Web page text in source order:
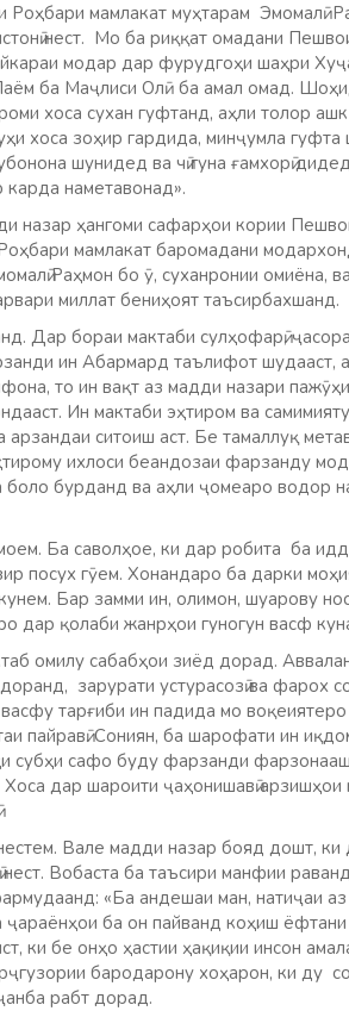
Роҳбари мамлакат муҳтарам Эмомалӣ
нест. Мо ба риққат омадани
модар дар фурудгоҳи шаҳри
ба Маҷлиси Олӣ ба амал омад.
хоса сухан гуфтанд, аҳли толор
хоса зоҳир гардида, минҷумла гуфта
шунидед ва чӣ гуна ғамхорӣ
наметавонад».
назар ҳангоми сафарҳои кории
мамлакат баромадани
Раҳмон бо ӯ, суханронии омиёна,
миллат бениҳоят таъсирбахшанд.
Дар бораи мактаби сулҳофарӣ,
ин Абармард таълифот шудааст,
то ин вақт аз мадди назари
Ин мактаби эҳтиром ва самимияту
ситоиш аст. Бе тамаллуқ
ихлоси беандозаи фарзанду
боло бурданд ва аҳли ҷомеаро водор
Ба саволҳое, ки дар робита ба
посух гӯем. Хонандаро ба дарки
Бар замми ин, олимон, шуарову
дар қолаби жанрҳои гуногун васф
омилу сабабҳои зиёд дорад.
зарурати устурасозӣ ва фарох
тарғиби ин падида мо
пайравӣ. Сониян, ба шарофати ин
субҳи сафо буду фарзанди
дар шароити ҷаҳонишавӣ арзишҳои
Вале мадди назар бояд дошт, ки
Вобаста ба таъсири манфии
«Ба андешаи ман, натиҷаи
ҷараёнҳои ба он пайванд коҳиш
ки бе онҳо ҳастии ҳақиқии инсон
бародарону хоҳарон, ки ду
рабт дорад.